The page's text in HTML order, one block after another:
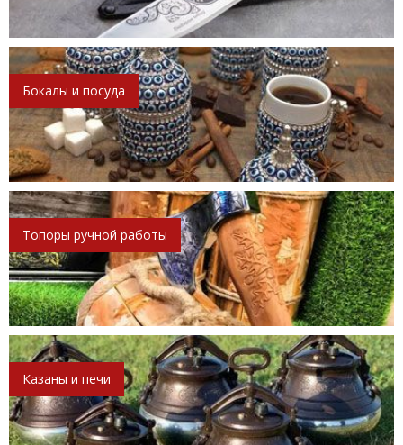
Бокалы и посуда
Топоры ручной работы
Казаны и печи